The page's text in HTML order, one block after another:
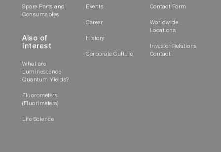
Spare Parts and
Consumables
Also of
Interest
What are
Luminescence
Quantum Yields?
Fluorometers
(Fluorimeters)
Life Science
Events
Career
History
Corporate Culture
Contact Form
Worldwide
Locations
Investor Relations
Contact